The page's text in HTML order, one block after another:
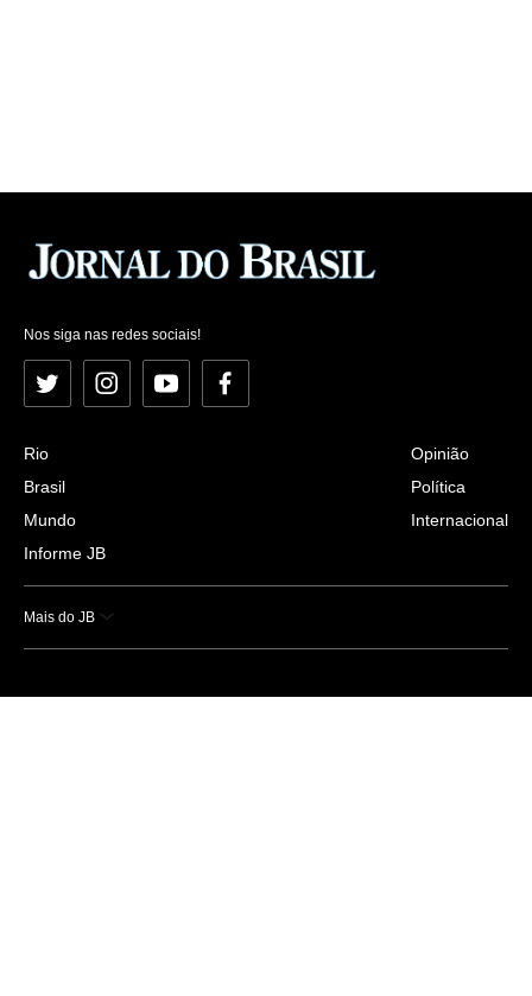
Nos siga nas redes sociais!
Twitter InstagramYouTubeFacebook
Rio
Brasil
Mundo
Informe JB
Opinião
Política
Internacional
Mais do JB
Esportes